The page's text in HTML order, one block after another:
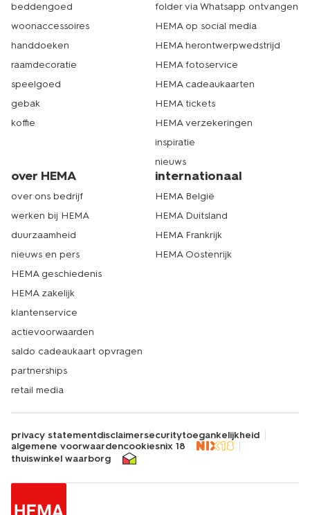
beddengoed
woonaccessoires
handdoeken
raamdecoratie
speelgoed
gebak
koffie
folder via Whatsapp ontvangen
HEMA op social media
HEMA herontwerpwedstrijd
HEMA fotoservice
HEMA cadeaukaarten
HEMA tickets
HEMA verzekeringen
inspiratie
nieuws
over HEMA
over ons bedrijf
werken bij HEMA
duurzaamheid
nieuws en pers
HEMA geschiedenis
HEMA zakelijk
klantenservice
actievoorwaarden
saldo cadeaukaart opvragen
partnerships
retail media
internationaal
HEMA België
HEMA Duitsland
HEMA Frankrijk
HEMA Oostenrijk
privacy statementdisclaimersecuritytoegankelijkheid
algemene voorwaardencookiesnix 18
thuiswinkel waarborg